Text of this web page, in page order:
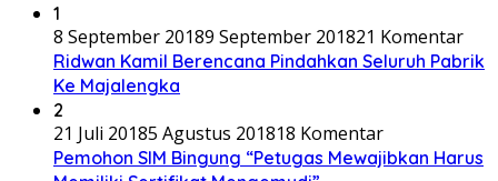
1
8 September 20189 September 201821 Komentar
Ridwan Kamil Berencana Pindahkan Seluruh Pabrik
Ke Majalengka
2
21 Juli 20185 Agustus 201818 Komentar
Pemohon SIM Bingung “Petugas Mewajibkan Harus